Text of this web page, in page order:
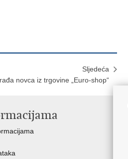
Sljedeća
novca iz trgovine „Euro-shop“